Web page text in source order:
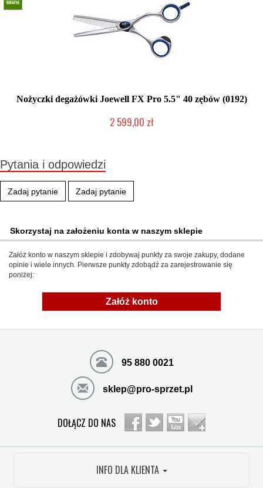
Nożyczki degażówki Joewell FX Pro 5.5" 40 zębów (0192)
2 599,00 zł
Pytania i odpowiedzi
Zadaj pytanie Zadaj pytanie
Skorzystaj na założeniu konta w naszym sklepie
Załóż konto w naszym sklepie i zdobywaj punkty za swoje zakupy, dodane
opinie i wiele innych. Pierwsze punkty zdobądź za zarejestrowanie się
poniżej:
Załóż konto
95 880 0021
sklep@pro-sprzet.pl
DOŁĄCZ DO NAS
INFO DLA KLIENTA